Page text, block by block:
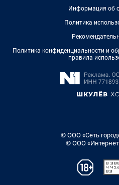
Информация об
Политика
Политика конфиденциальности и
правила
© ООО «Сеть
© ООО